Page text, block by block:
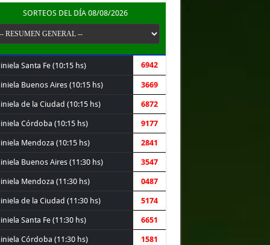
SORTEOS DEL DÍA 08/08/2026
Santa Fe (10:15 hs) 6942
Buenos Aires (10:15 hs) 3669
de la Ciudad (10:15 hs) 6872
Córdoba (10:15 hs) 9177
Mendoza (10:15 hs) 2841
Buenos Aires (11:30 hs) 3547
Mendoza (11:30 hs) 0487
de la Ciudad (11:30 hs) 5174
Santa Fe (11:30 hs) 6651
Córdoba (11:30 hs) 1581